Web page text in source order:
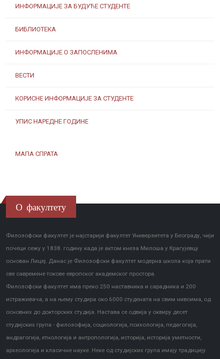
ИНФОРМАЦИЈЕ ЗА БУДУЋЕ СТУДЕНТЕ
БИБЛИОТЕКА
ИНФОРМАЦИЈЕ О ЗАПОСЛЕНИМА
ВЕСТИ
КОРИСНЕ ИНФОРМАЦИЈЕ ЗА СТУДЕНТЕ
УПИС НАРЕДНЕ ГОДИНЕ
МАПА СПРАТА
О факултету
Филозофски факултет је најстарији факултет Универзитета у Београду, чији
почеци сежу у 1838. годину када је актом кнеза Милоша у Крагујевцу
основан Лицеј. Данас је Филозофски факултет модерна школа која прати
све савремене токове европског академског простора.
Филозофски факултет има преко 250 наставника и сарадника и 200
истраживача, а на њему студира око 6000 студената на свим нивоима, од
основних до докторских студија. Настава се одвија у оквиру десет
студијских група - филозофија, социологија, психологија, педагогија,
андрагогија, етнологија и антропологија, историја, историја уметности,
археологија и класичне науке. Неке од студијских група имају традицију